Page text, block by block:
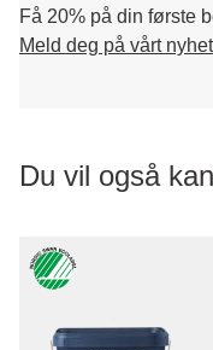
Få 20% på din første
Meld deg på vårt
Du vil også